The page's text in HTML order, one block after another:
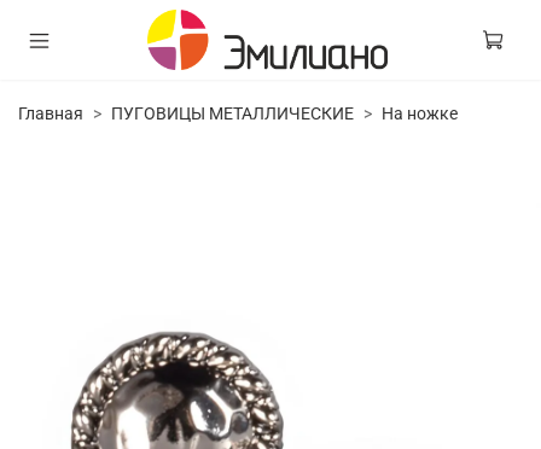
Главная ПУГОВИЦЫ МЕТАЛЛИЧЕСКИЕ На ножке